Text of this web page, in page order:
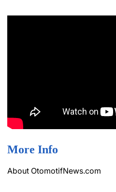
More Info
About OtomotifNews.com